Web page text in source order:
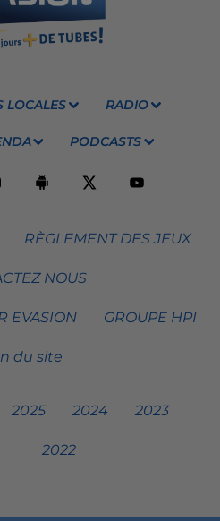
LOCALES RADIO
PODCASTS
RÈGLEMENT DES JEUX
NOUS
EVASION GROUPE HPI
du site
2025 2024 2023
2022